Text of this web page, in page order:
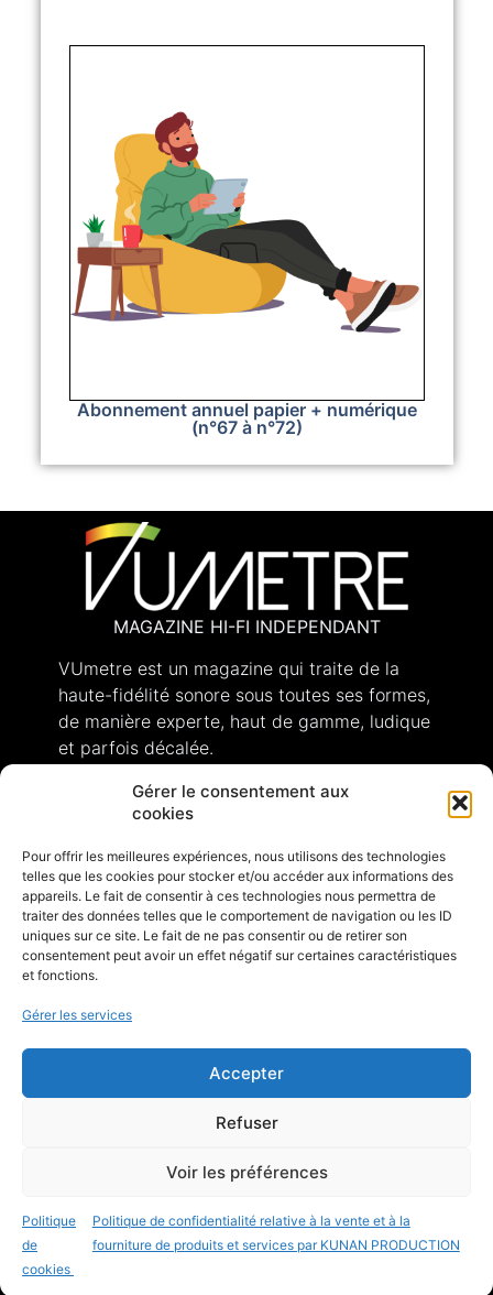
Gérer le consentement aux
cookies
Pour offrir les meilleures expériences, nous utilisons des technologies
telles que les cookies pour stocker et/ou accéder aux informations des
appareils. Le fait de consentir à ces technologies nous permettra de
traiter des données telles que le comportement de navigation ou les ID
uniques sur ce site. Le fait de ne pas consentir ou de retirer son
consentement peut avoir un effet négatif sur certaines caractéristiques
et fonctions.
Gérer les services
Accepter
Refuser
Voir les préférences
Politique
de
cookies
Politique de confidentialité relative à la vente et à la
fourniture de produits et services par KUNAN PRODUCTION
Abonnement annuel papier + numérique
(n°67 à n°72)
MAGAZINE HI-FI INDEPENDANT
VUmetre est un magazine qui traite de la
haute-fidélité sonore sous toutes ses formes,
de manière experte, haut de gamme, ludique
et parfois décalée.
A PROPOS
Qui sommes-nous ?
CONTACTEZ-NOUS
LIENS UTILES
Conditions Générales de Vente
Politique de confidentialité
Politique de cookies (en beta)
©2026 KUNAN PRODUCTION TOUS DROITS